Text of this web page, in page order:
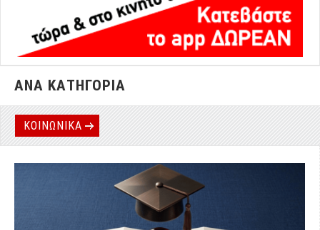
ΑΝΑ ΚΑΤΗΓΟΡΙΑ
ΚΟΙΝΩΝΙΚΑ